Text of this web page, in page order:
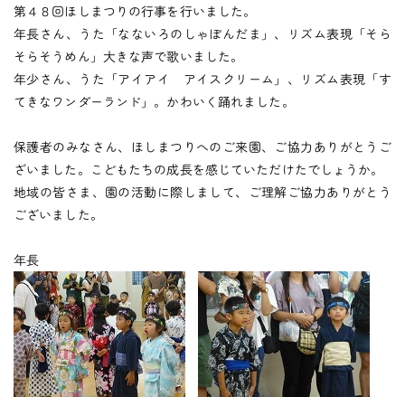
未 就 園 児
つくしの会
時間 外 お預か り
保育後の 課外活動
お知らせ ブログ
フォトギャラリー よくあるご質問
プライバシーポリシー
第４８回ほしまつりの行事を行いました。
年長さん、うた「なないろのしゃぼんだま」、リズム表現「そら
そらそうめん」大きな声で歌いました。
年少さん、うた「アイアイ アイスクリーム」、リズム表現「す
てきなワンダーランド」。かわいく踊れました。
保護者のみなさん、ほしまつりへのご来園、ご協力ありがとうご
ざいました。こどもたちの成長を感じていただけたでしょうか。
地域の皆さま、園の活動に際しまして、ご理解ご協力ありがとう
ございました。
年長